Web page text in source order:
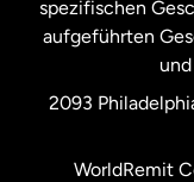
spezifischen
aufgeführten
2093
WorldRemit